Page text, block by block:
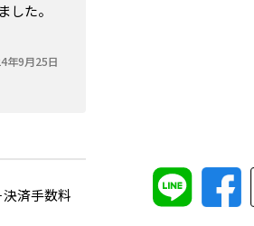
た。
年9月25日
済手数料